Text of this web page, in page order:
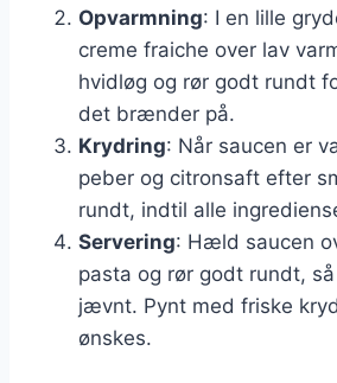
Opvarmning: I en lille
creme fraiche over lav
hvidløg og rør godt rundt
det brænder på.
Krydring: Når saucen er
peber og citronsaft efter
rundt, indtil alle
Servering: Hæld saucen
pasta og rør godt rundt,
jævnt. Pynt med friske
ønskes.